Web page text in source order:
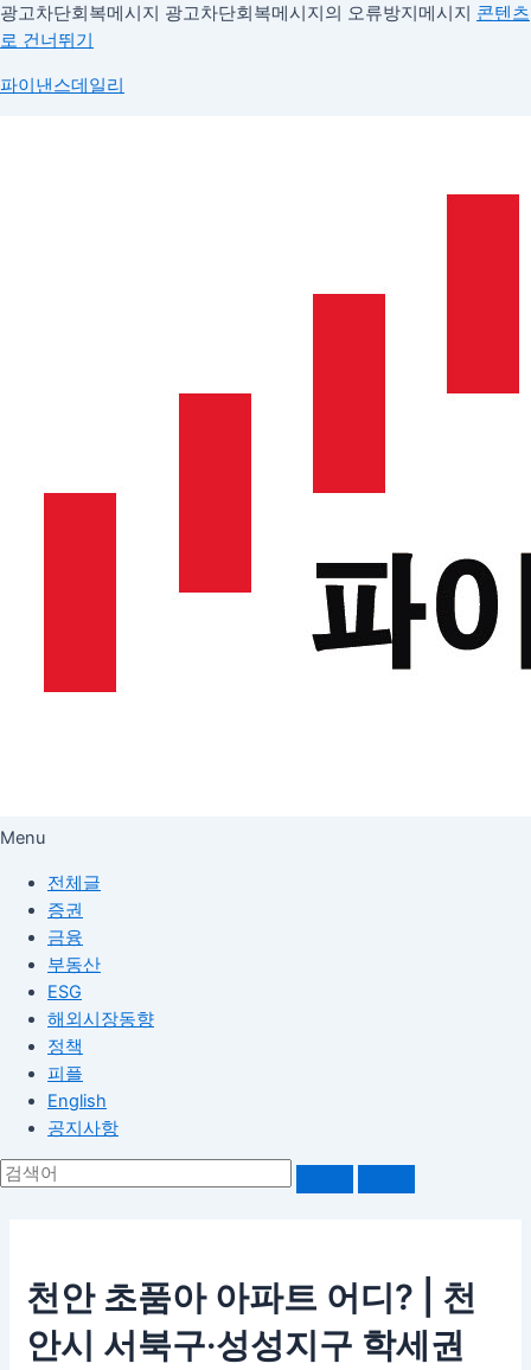
광고차단회복메시지 광고차단회복메시지의 오류방지메시지 콘텐츠
로 건너뛰기
파이낸스데일리
Menu
전체글
증권
금융
부동산
ESG
해외시장동향
정책
피플
English
공지사항
천안 초품아 아파트 어디? | 천
안시 서북구·성성지구 학세권